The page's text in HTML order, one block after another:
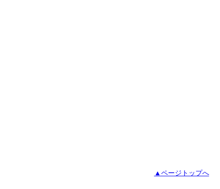
▲ページトップへ